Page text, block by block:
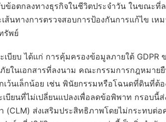
ข้อตกลงทางธุรกิจในชีวิตประจำวัน ในขณะ
ส้นทางการตรวจสอบการป้องกันการแก้ไข เห
รัพย์
บียบ ได้แก่ การคุ้มครองข้อมูลภายใต้ GDPR
ในเอกสารที่ลงนาม คณะกรรมการกฎหมาย
ว้นเล็กน้อย เช่น พินัยกรรมหรือโฉนดที่ดินที่ต้อ
บียนที่ไม่เปลี่ยนแปลงเพื่อลดข้อพิพาท กรอบนี้ส่
(CLM) ส่งเสริมประสิทธิภาพโดยไม่กระทบต่